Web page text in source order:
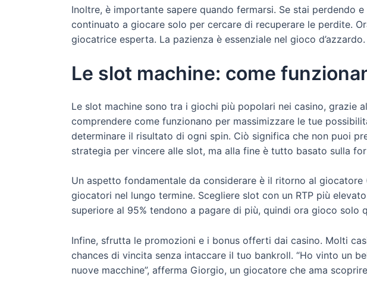
Inoltre, è importante sapere quando fermarsi. Se stai perdendo
continuato a giocare solo per cercare di recuperare le perdite.
giocatrice esperta. La pazienza è essenziale nel gioco d’azzardo.
Le slot machine: come
Le slot machine sono tra i giochi più popolari nei casino, grazie
comprendere come funzionano per massimizzare le tue
determinare il risultato di ogni spin. Ciò significa che non puoi
strategia per vincere alle slot, ma alla fine è tutto basato sulla
Un aspetto fondamentale da considerare è il ritorno al
giocatori nel lungo termine. Scegliere slot con un RTP più
superiore al 95% tendono a pagare di più, quindi ora gioco solo
Infine, sfrutta le promozioni e i bonus offerti dai casino. Molti
chances di vincita senza intaccare il tuo bankroll. “Ho vinto un
nuove macchine”, afferma Giorgio, un giocatore che ama